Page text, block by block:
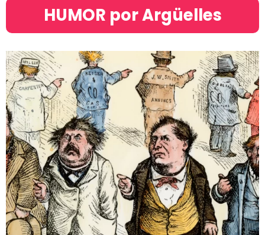
HUMOR por Argüelles​